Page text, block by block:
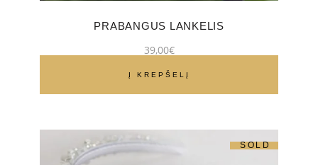
PRABANGUS LANKELIS
39,00€
Į KREPŠELĮ
SOLD